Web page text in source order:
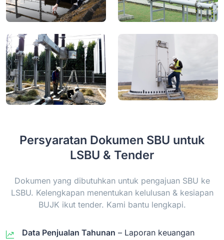
Persyaratan Dokumen SBU untuk
LSBU & Tender
Dokumen yang dibutuhkan untuk pengajuan SBU ke
LSBU. Kelengkapan menentukan kelulusan & kesiapan
BUJK ikut tender. Kami bantu lengkapi.
Data Penjualan Tahunan – Laporan keuangan